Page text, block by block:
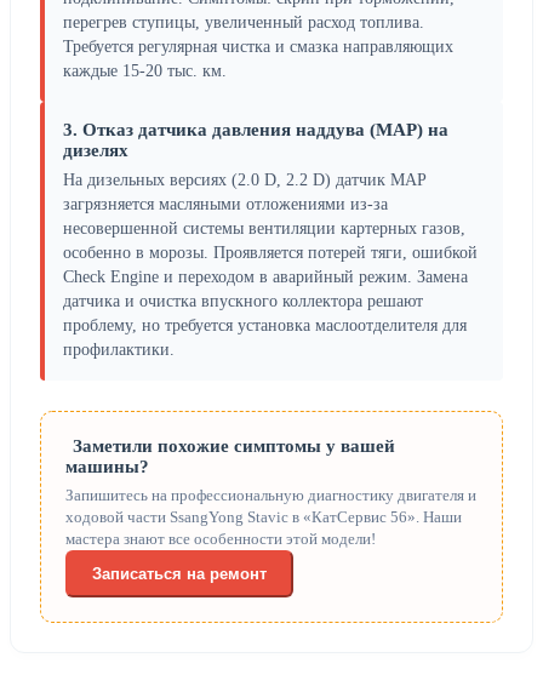
перегрев ступицы, увеличенный расход топлива.
Требуется регулярная чистка и смазка направляющих
каждые 15-20 тыс. км.
3. Отказ датчика давления наддува (MAP) на
дизелях
На дизельных версиях (2.0 D, 2.2 D) датчик MAP
загрязняется масляными отложениями из-за
несовершенной системы вентиляции картерных газов,
особенно в морозы. Проявляется потерей тяги, ошибкой
Check Engine и переходом в аварийный режим. Замена
датчика и очистка впускного коллектора решают
проблему, но требуется установка маслоотделителя для
профилактики.
Заметили похожие симптомы у вашей
машины?
Запишитесь на профессиональную диагностику двигателя и
ходовой части SsangYong Stavic в «КатСервис 56». Наши
мастера знают все особенности этой модели!
Записаться на ремонт